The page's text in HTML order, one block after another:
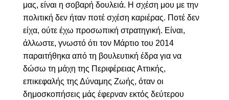
μας, είναι η σοβαρή δουλειά. Η σχέση μου με την
πολιτική δεν ήταν ποτέ σχέση καριέρας. Ποτέ δεν
είχα, ούτε έχω προσωπική στρατηγική. Είναι,
άλλωστε, γνωστό ότι τον Μάρτιο του 2014
παραιτήθηκα από τη βουλευτική έδρα για να
δώσω τη μάχη της Περιφέρειας Αττικής,
επικεφαλής της Δύναμης Ζωής, όταν οι
δημοσκοπήσεις μάς έφερναν εκτός δεύτερου